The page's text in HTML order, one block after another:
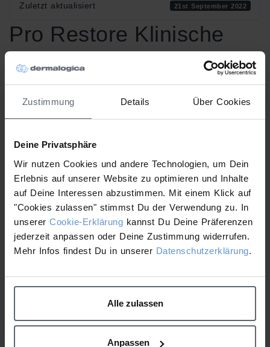
Zustimmung Details Über Cookies
Deine Privatsphäre
Wir nutzen Cookies und andere Technologien, um Dein
Erlebnis auf unserer Website zu optimieren und Inhalte
auf Deine Interessen abzustimmen. Mit einem Klick auf
"Cookies zulassen" stimmst Du der Verwendung zu. In
unserer Cookie-Erklärung kannst Du Deine Präferenzen
jederzeit anpassen oder Deine Zustimmung widerrufen.
Mehr Infos findest Du in unserer Datenschutzerklärung.
Alle zulassen
Anpassen
Zuletzt aktualisiert 21st September 2022
Pro Restore Klinische
Studie + Ergebnisse
Attached Files
1 file
220406_KlinischeStudie_Ergebnisse_ProRestore.pdf
255.51 KB
Download
Umsätze